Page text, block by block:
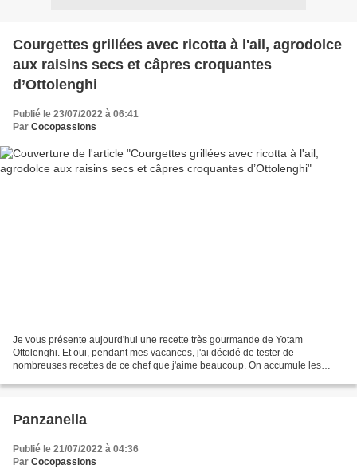
Courgettes grillées avec ricotta à l'ail, agrodolce
aux raisins secs et câpres croquantes
d’Ottolenghi
Publié le 23/07/2022 à 06:41
Par Cocopassions
Je vous présente aujourd'hui une recette très gourmande de Yotam
Ottolenghi. Et oui, pendant mes vacances, j'ai décidé de tester de
nombreuses recettes de ce chef que j'aime beaucoup. On accumule les
Panzanella
Publié le 21/07/2022 à 04:36
Par Cocopassions